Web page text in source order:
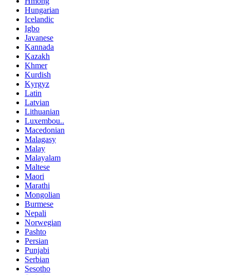
Hungarian
Icelandic
Igbo
Javanese
Kannada
Kazakh
Khmer
Kurdish
Kyrgyz
Latin
Latvian
Lithuanian
Luxembou..
Macedonian
Malagasy
Malay
Malayalam
Maltese
Maori
Marathi
Mongolian
Burmese
Nepali
Norwegian
Pashto
Persian
Punjabi
Serbian
Sesotho